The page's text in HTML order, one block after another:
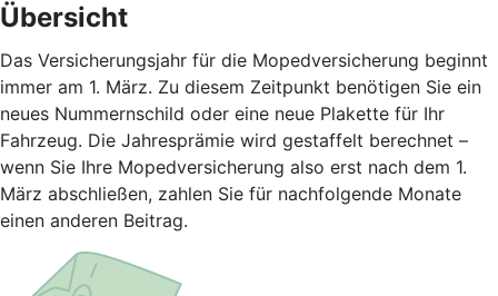
Übersicht
Das Versicherungsjahr für die Mopedversicherung beginnt
immer am 1. März. Zu diesem Zeitpunkt benötigen Sie ein
neues Nummernschild oder eine neue Plakette für Ihr
Fahrzeug. Die Jahresprämie wird gestaffelt berechnet –
wenn Sie Ihre Mopedversicherung also erst nach dem 1.
März abschließen, zahlen Sie für nachfolgende Monate
einen anderen Beitrag.